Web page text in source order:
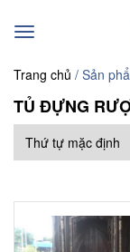
Toggle
Trang chủ / Sản
TỦ ĐỰNG